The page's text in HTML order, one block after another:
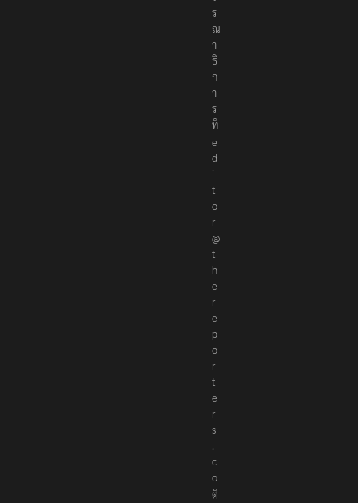
ร
ณ
า
ธิ
ก
า
ร
ที่
e
d
i
t
o
r
@
t
h
e
r
e
p
o
r
t
e
r
s
.
c
o
ติ